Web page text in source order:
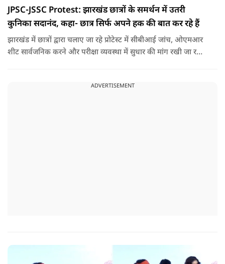
JPSC-JSSC Protest: झारखंड छात्रों के समर्थन में उतरी
कुनिका सदानंद, कहा- छात्र सिर्फ अपने हक की बात कर रहे हैं
झारखंड में छात्रों द्वारा चलाए जा रहे प्रोटेस्ट में सीबीआई जांच, ओएमआर
शीट सार्वजनिक करने और परीक्षा व्यवस्था में सुधार की मांग रखी जा रही
ADVERTISEMENT